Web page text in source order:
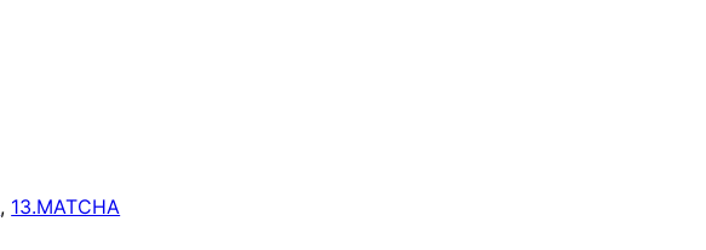
, 13.MATCHA